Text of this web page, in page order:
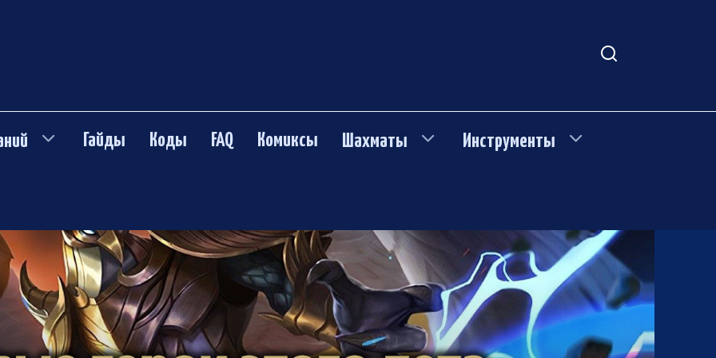
Гайды Коды FAQ Комиксы Шахматы Инструменты